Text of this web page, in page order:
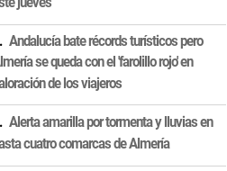
Andalucía bate récords turísticos pero
se queda con el 'farolillo rojo' en
de los viajeros
Alerta amarilla por tormenta y lluvias en
cuatro comarcas de Almería